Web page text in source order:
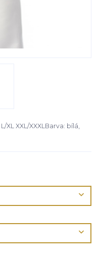
XL XXL/XXXLBarva: bílá,